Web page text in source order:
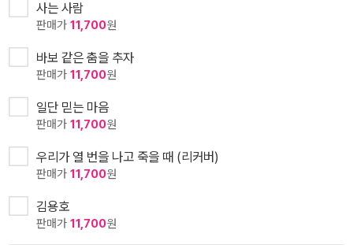
사는 사람
판매가 11,700원
바보 같은 춤을 추자
판매가 11,700원
일단 믿는 마음
판매가 11,700원
우리가 열 번을 나고 죽을 때 (리커버)
판매가 11,700원
김용호
판매가 11,700원